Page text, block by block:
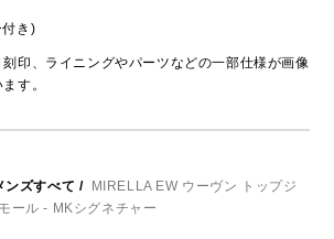
付き)
印、ライニングやパーツなどの一部仕様が画像
す。
ンズすべて /
MIRELLA EW ウーヴン トップジ
ール - MKシグネチャー